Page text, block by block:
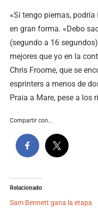
«Si tengo piernas,
en gran forma. «Debo
(segundo a 16
mejores que yo en la
Chris Froome, que se
esprinters a menos de
Praia a Mare, pese a los
Compartir con...
Relacionado
Sam Bennett gana la etapa